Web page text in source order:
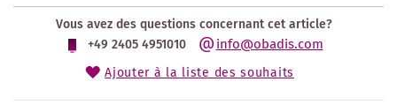
Vous avez des questions concernant cet article?
+49 2405 4951010
info@obadis.com
Ajouter à la liste des souhaits